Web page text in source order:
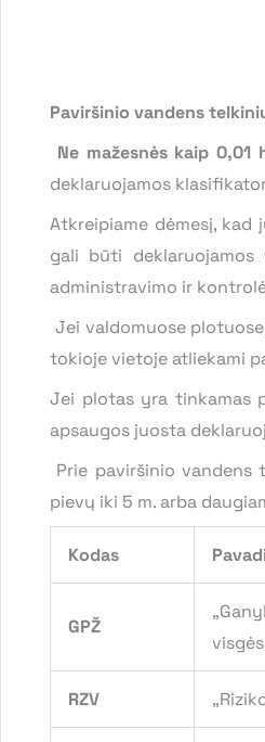
Paviršinio vandens
Ne mažesnės kaip 0,01
deklaruojamos
Atkreipiame dėmesį, kad
gali būti
administravimo ir
Jei valdomuose
tokioje vietoje atliekami
Jei plotas yra tinkamas
apsaugos juosta
Prie paviršinio vandens
pievų iki 5 m. arba
Kodas
GPŽ
RZV